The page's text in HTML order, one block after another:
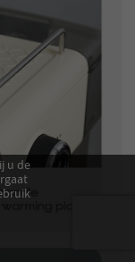
u de